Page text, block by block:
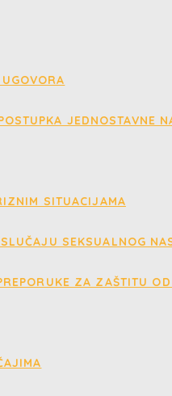
JEDNOSTAVNE
SITUACIJAMA
SEKSUALNOG
ZA ZAŠTITU